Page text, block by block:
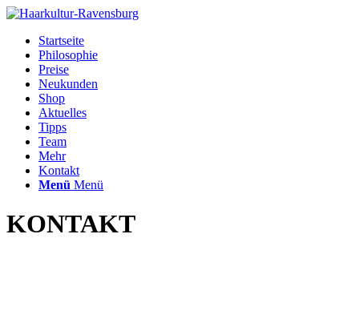
Startseite
Philosophie
Preise
Neukunden
Shop
Aktuelles
Tipps
Team
Mehr
Kontakt
Menü Menü
KONTAKT